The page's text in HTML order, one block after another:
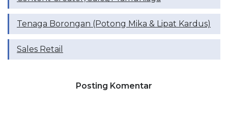
Tenaga Borongan (Potong Mika & Lipat Kardus)
Sales Retail
Posting Komentar